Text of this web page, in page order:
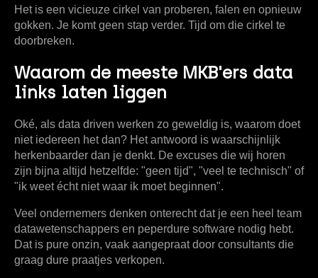
Het is een vicieuze cirkel van proberen, falen en opnieuw
gokken. Je komt geen stap verder. Tijd om die cirkel te
doorbreken.
Waarom de meeste MKB'ers data
links laten liggen
Oké, als data driven werken zo geweldig is, waarom doet
niet iedereen het dan? Het antwoord is waarschijnlijk
herkenbaarder dan je denkt. De excuses die wij horen
zijn bijna altijd hetzelfde: "geen tijd", "veel te technisch" of
"ik weet écht niet waar ik moet beginnen".
Veel ondernemers denken onterecht dat je een heel team
datawetenschappers en peperdure software nodig hebt.
Dat is pure onzin, vaak aangepraat door consultants die
graag dure praatjes verkopen.